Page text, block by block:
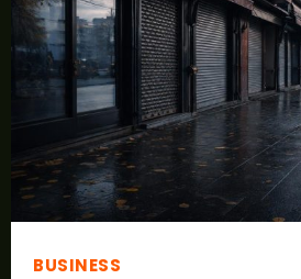
BUSINESS